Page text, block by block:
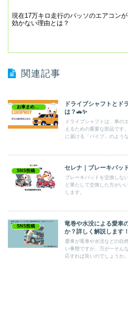
現在17万キロ走行のパッソのエアコンが
効かない理由とは？
関連記事
ドライブシャフトとド
は？🚗✨
ドライブシャフトは、車の
えるための重要な部品です
に届ける「パイプ」のよう
SNS投稿 セレナ｜ブレーキパッ
ブレーキパッドを交換しな
ど果たして交換した方がい
します。
SNS投稿
竜巻や水没による愛車
か？詳しく解説します！
愛車が竜巻や水没などの自
い事態ですが、万が一そん
応すれば良いのでしょうか